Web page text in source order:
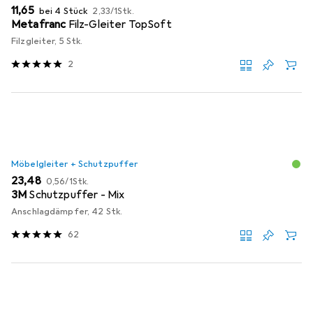
EUR
11,65 bei 4 Stück EUR
2,33/1Stk.
Metafranc Filz-Gleiter TopSoft
Filzgleiter, 5 Stk.
2
Möbelgleiter + Schutzpuffer
EUR
23,48 EUR
0,56/1Stk.
3M Schutzpuffer - Mix
Anschlagdämpfer, 42 Stk.
62